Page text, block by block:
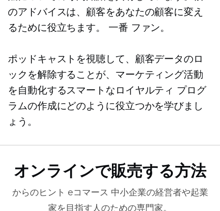
のアドバイスは、顧客をあなたの顧客に変え
るために役立ちます。 一番 ファン。
ポッドキャストを視聴して、顧客データのロ
ックを解除することが、マーケティング活動
を自動化するスマートなロイヤルティ プログ
ラムの作成にどのように役立つかを学びまし
ょう。
オンラインで販売する方法
からのヒント eコマース 中小企業の経営者や起業
家を目指す人のための専門家。